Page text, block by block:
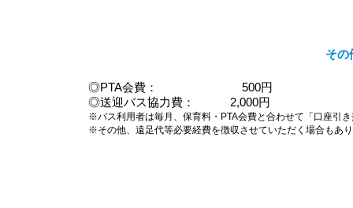
その
◎PTA会費：
500円
◎送迎バス協力費： 2,000円
※バス利用者は毎月、保育料・PTA会費と合わせて「口座引
※その他、遠足代等必要経費を徴収させていただく場合もあ